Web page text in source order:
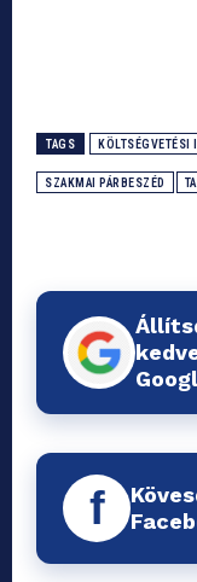
TAGS KÖLTSÉGVETÉSI
SZAKMAI PÁRBESZÉD
f